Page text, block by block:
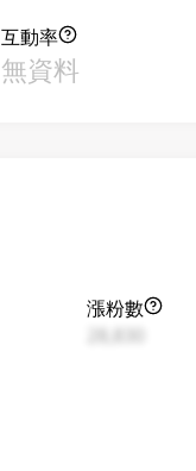
互動率
無資料
漲粉數